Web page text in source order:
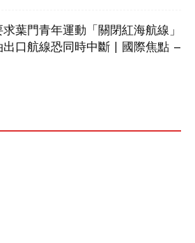
葉門青年運動「關閉紅海航線」
口航線恐同時中斷 | 國際焦點 –